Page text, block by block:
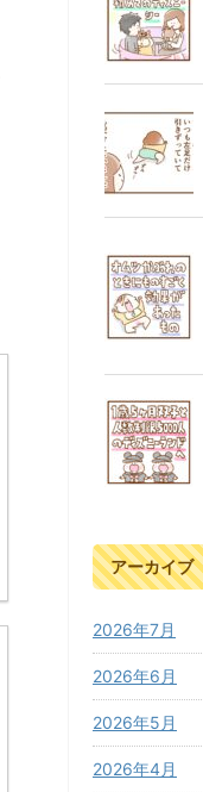
アーカイブ
2026年7月
2026年6月
2026年5月
2026年4月